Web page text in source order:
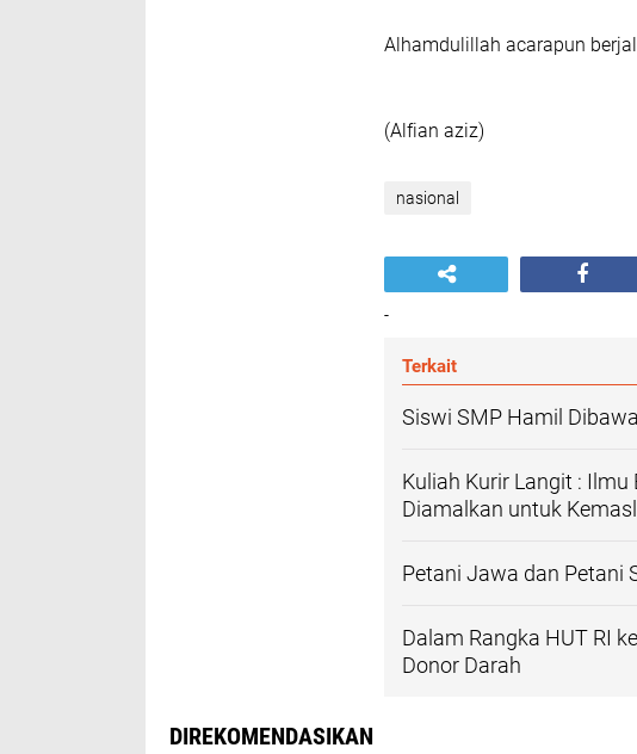
Alhamdulillah acarapun
(Alfian aziz)
nasional
-
Terkait
Siswi SMP Hamil
Kuliah Kurir Langit :
Diamalkan untuk
Petani Jawa dan Petani
Dalam Rangka HUT RI
Donor Darah
DIREKOMENDASIKAN